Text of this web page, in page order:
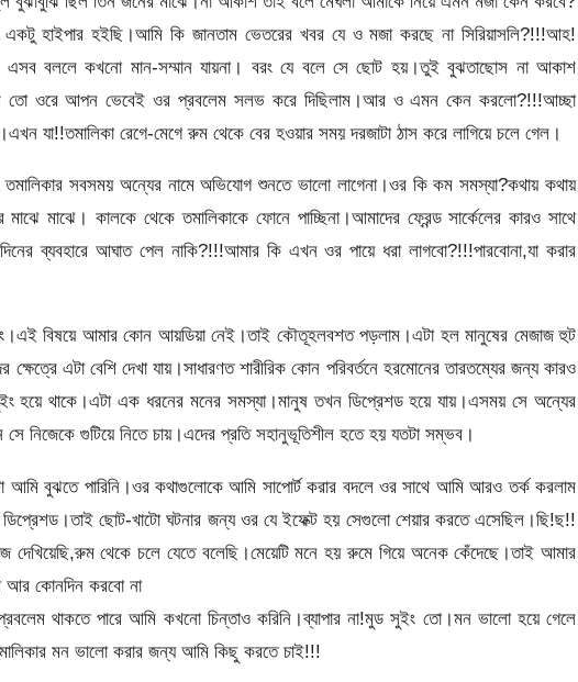
হাইপার হইছি।আমি কি জানতাম ভেতরের খবর যে ও মজা করছে না সিরিয়াসলি?!!!আহ!
এসব বললে কখনো মান-সম্মান যায়না। বরং যে বলে সে ছোট হয়।তুই বুঝতাছোস না আকাশ
তো ওরে আপন ভেবেই ওর প্রবলেম সলভ করে দিছিলাম।আর ও এমন কেন করলো?!!!আচ্ছা
যা!!তমালিকা রেগে-মেগে রুম থেকে বের হওয়ার সময় দরজাটা ঠাস করে লাগিয়ে চলে গেল।
সবসময় অন্যের নামে অভিযোগ শুনতে ভালো লাগেনা।ওর কি কম সমস্যা?কথায় কথায়
মাঝে। কালকে থেকে তমালিকাকে ফোনে পাচ্ছিনা।আমাদের ফ্রেন্ড সার্কেলের কারও সাথে
ব্যবহারে আঘাত পেল নাকি?!!!আমার কি এখন ওর পায়ে ধরা লাগবো?!!!পারবোনা,যা করার
বিষয়ে আমার কোন আয়ডিয়া নেই।তাই কৌতূহলবশত পড়লাম।এটা হল মানুষের মেজাজ হুট
এটা বেশি দেখা যায়।সাধারণত শারীরিক কোন পরিবর্তনে হরমোনের তারতম্যের জন্য কারও
হয়ে থাকে।এটা এক ধরনের মনের সমস্যা।মানুষ তখন ডিপ্রেশড হয়ে যায়।এসময় সে অন্যের
নিজেকে গুটিয়ে নিতে চায়।এদের প্রতি সহানুভূতিশীল হতে হয় যতটা সম্ভব।
আমি বুঝতে পারিনি।ওর কথাগুলোকে আমি সাপোর্ট করার বদলে ওর সাথে আমি আরও তর্ক করলাম
ছোট-খাটো ঘটনার জন্য ওর যে ইফেক্ট হয় সেগুলো শেয়ার করতে এসেছিল।ছি!ছ!!
দেখিয়েছি,রুম থেকে চলে যেতে বলেছি।মেয়েটি মনে হয় রুমে গিয়ে অনেক কেঁদেছে।তাই আমার
আর কোনদিন করবো না
থাকতে পারে আমি কখনো চিন্তাও করিনি।ব্যাপার না!মুড সুইং তো।মন ভালো হয়ে গেলে
মন ভালো করার জন্য আমি কিছু করতে চাই!!!